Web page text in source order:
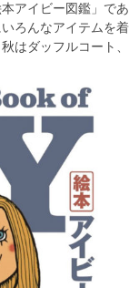
アイビー図鑑」であ
ろんなアイテムを着
はダッフルコート、